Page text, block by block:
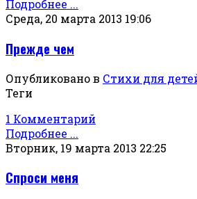
Подробнее ...
Среда, 20 марта 2013 19:06
Прежде чем
Опубликовано в Стихи для
Теги
1 Комментарий
Подробнее ...
Вторник, 19 марта 2013 22:25
Спроси меня